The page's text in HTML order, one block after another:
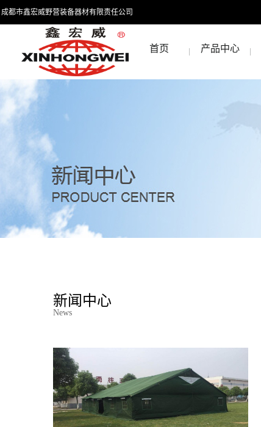
成都市鑫宏威野营装备器材有限责任公司
首页 产品中心
新闻中心
News